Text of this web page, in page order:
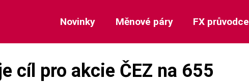
Novinky Měnové páry FX průvodce
cíl pro akcie ČEZ na 655